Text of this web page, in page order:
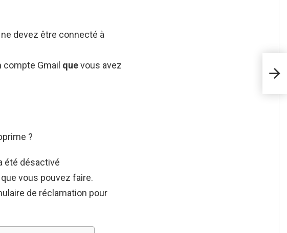
devez être connecté à
compte Gmail quevous avez
?
été désactivé
que vous pouvez faire.
de réclamation pour
Où